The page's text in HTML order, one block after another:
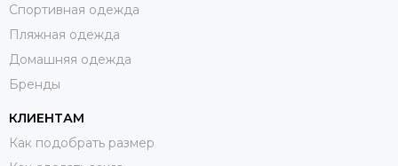
Спортивная одежда
Пляжная одежда
Домашняя одежда
Бренды
КЛИЕНТАМ
Как подобрать размер